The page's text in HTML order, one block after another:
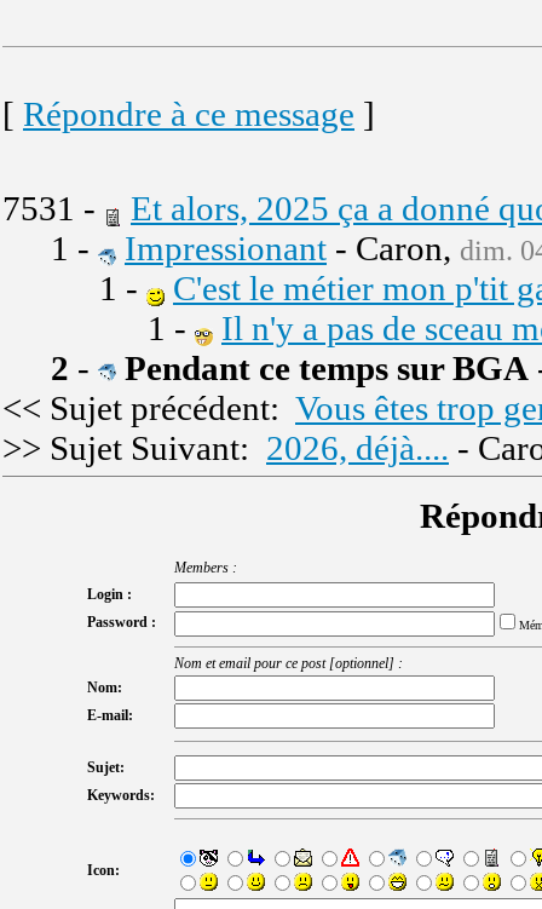
[ Répondre à ce message ]
7531 -
Et alors, 2025 ça a donné
1 -
Impressionant - Caron, dim.
1 -
C'est le métier mon p'tit
1 -
Il n'y a pas de sceau
2 - Pendant ce temps sur BGA
<< Sujet précédent: Vous êtes trop
>> Sujet Suivant: 2026, déjà.... -
Members :
Login :
Password :
Nom et email pour ce post [optionnel] :
Nom:
E-mail:
Sujet:
Keywords:
Icon: